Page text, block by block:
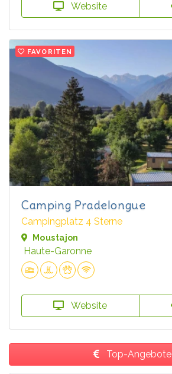
Website
FAVORITEN
Camping Pradelongue
Campingplatz 4 Sterne
Moustajon
Haute-Garonne
Website
Top-Angebote